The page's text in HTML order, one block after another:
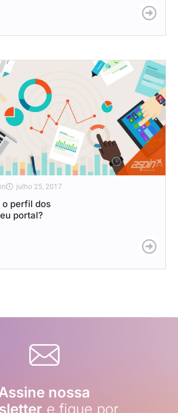
julho 25, 2017
perfil dos
portal?
nossa
e fique por